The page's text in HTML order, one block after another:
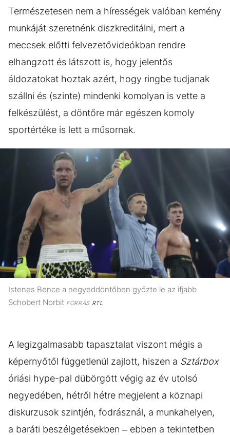
Természetesen nem a hírességek valóban kemény
munkáját szeretnénk diszkreditálni, mert a
meccsek előtti felvezetővideókban rendre
elhangzott és látszott is, hogy jelentős
áldozatokat hoztak azért, hogy ringbe tudjanak
szállni és (szinte) mindenki komolyan is vette a
felkészülést, a döntőre már egészen komoly
sportértéke is lett a műsornak.
Istenes Bence a negyeddöntőben győzte le az ifjabb
Schobert Norbit FORRÁSRTL
A legizgalmasabb tapasztalat viszont mégis a
képernyőtől függetlenül zajlott, hiszen a Sztárbox
óriási hype-pal dübörgött végig az év utolsó
negyedében, hétről hétre megjelent a köznapi
diskurzusok szintjén, fodrásznál, a munkahelyen,
a baráti beszélgetésekben – ebben a tekintetben